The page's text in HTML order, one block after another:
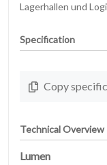
Lagerhallen und
Specification
Copy
Technical Overview
Lumen